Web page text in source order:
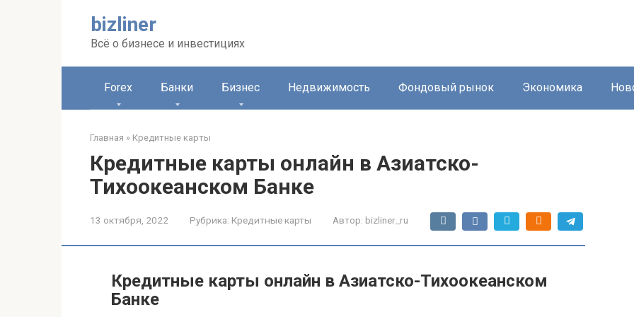
bizliner
Всё о бизнесе и инвестициях
Forex Банки Бизнес Недвижимость Фондовый рынок Экономика
Главная » Кредитные карты
Кредитные карты онлайн в Азиатско-
Тихоокеанском Банке
13 октября, 2022 Рубрика: Кредитные карты Автор: bizliner_ru
Кредитные карты онлайн в Азиатско-Тихоокеанском
Банке